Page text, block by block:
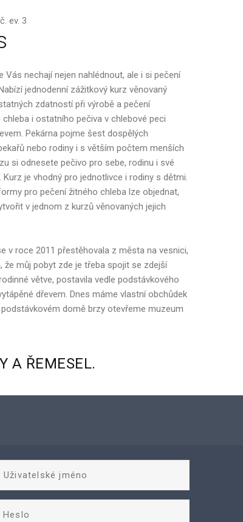
ev. 3
Vás nechají nejen nahlédnout, ale i si pečení
jednodenní zážitkový kurz věnovaný
zdatností při výrobě a pečení
chleba i ostatního pečiva v chlebové peci
Pekárna pojme šest dospělých
nebo rodiny i s větším počtem menších
si odnesete pečivo pro sebe, rodinu i své
Kurz je vhodný pro jednotlivce i rodiny s dětmi.
pro pečení žitného chleba lze objednat,
v jednom z kurzů věnovaných jejich
v roce 2011 přestěhovala z města na vesnici,
že můj pobyt zde je třeba spojit se zdejší
větve, postavila vedle podstávkového
dřevem. Dnes máme vlastní obchůdek
domě brzy otevřeme muzeum
A ŘEMESEL.